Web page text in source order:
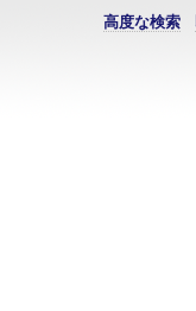
高度な検索